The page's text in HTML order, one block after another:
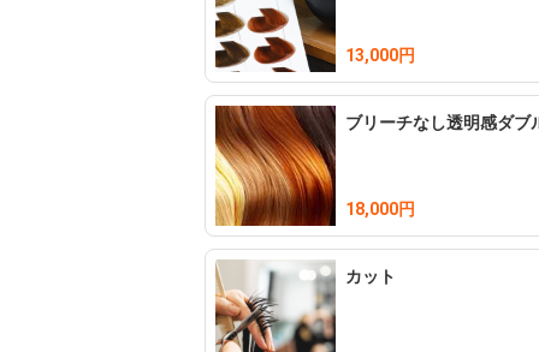
13,000円
ブリーチなし透明感ダブ
18,000円
カット